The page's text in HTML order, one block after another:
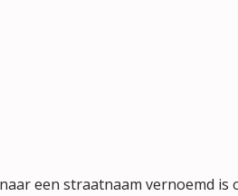
een straatnaam vernoemd is